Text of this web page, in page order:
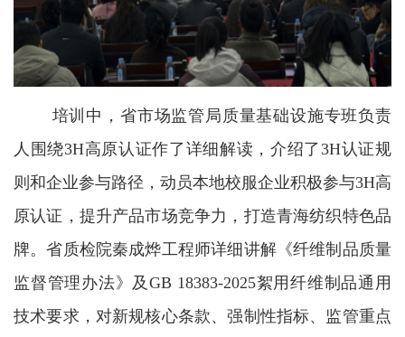
培训中，省市场监管局质量基础设施专班负责
人围绕3H高原认证作了详细解读，介绍了3H认证规
则和企业参与路径，动员本地校服企业积极参与3H高
原认证，提升产品市场竞争力，打造青海纺织特色品
牌。省质检院秦成烨工程师详细讲解《纤维制品质量
监督管理办法》及GB 18383-2025絮用纤维制品通用
技术要求，对新规核心条款、强制性指标、监管重点